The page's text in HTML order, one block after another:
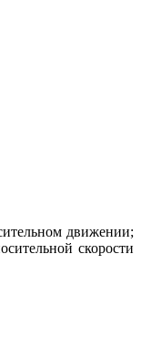
движении;
скорости